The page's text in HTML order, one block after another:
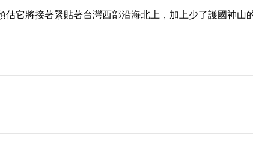
它將接著緊貼著台灣西部沿海北上，加上少了護國神山